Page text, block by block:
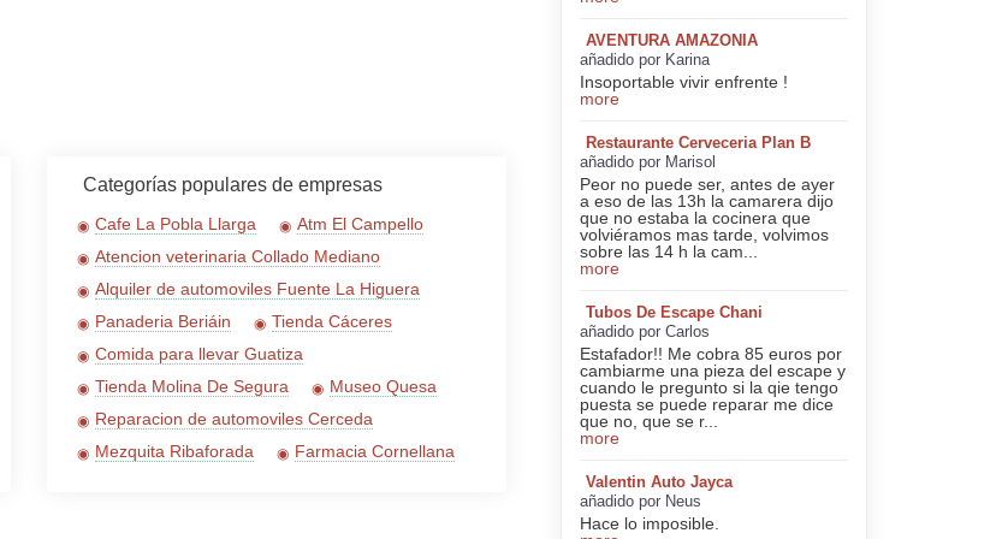
Categorías populares de empresas
Cafe La Pobla Llarga
Atm El Campello
Atencion veterinaria Collado Mediano
Alquiler de automoviles Fuente La Higuera
Panaderia Beriáin
Tienda Cáceres
Comida para llevar Guatiza
Tienda Molina De Segura
Museo Quesa
Reparacion de automoviles Cerceda
Mezquita Ribaforada
Farmacia Cornellana
AVENTURA AMAZONIA
añadido por Karina
Insoportable vivir enfrente !
more
Restaurante Cerveceria Plan B
añadido por Marisol
Peor no puede ser, antes de ayer
a eso de las 13h la camarera dijo
que no estaba la cocinera que
volviéramos mas tarde, volvimos
sobre las 14 h la cam...
more
Tubos De Escape Chani
añadido por Carlos
Estafador!! Me cobra 85 euros por
cambiarme una pieza del escape y
cuando le pregunto si la qie tengo
puesta se puede reparar me dice
que no, que se r...
more
Valentin Auto Jayca
añadido por Neus
Hace lo imposible.